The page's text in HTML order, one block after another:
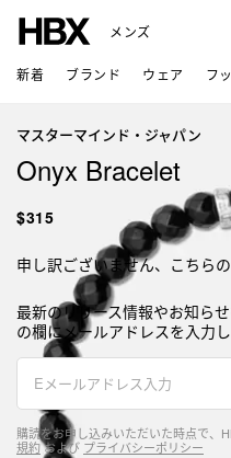
メンズ
新着 ブランド ウェア フ
マスターマインド・ジャパン
Onyx Bracelet
$315
申し訳ございません、こちら
最新のリリース情報やお知ら
の欄にメールアドレスを入力し
購読をお申し込みいただいた時点で、
規約および プライバシーポリシー